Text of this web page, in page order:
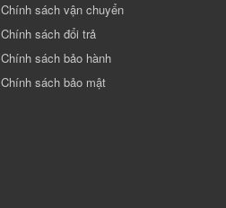
Chính sách vận chuyển
Chính sách đổi trả
Chính sách bảo hành
Chính sách bảo mật